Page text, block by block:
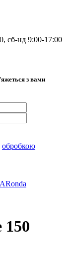
сб-нд 9:00-17:00
з вами
обробкою
Ronda
150